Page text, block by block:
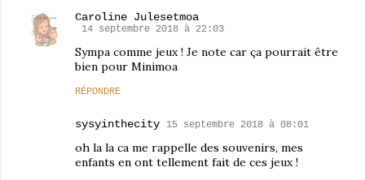
Caroline Julesetmoa
14 septembre 2018 à 22:03
Sympa comme jeux ! Je note car ça pourrait être
bien pour Minimoa
RÉPONDRE
sysyinthecity 15 septembre 2018 à 08:01
oh la la ca me rappelle des souvenirs, mes
enfants en ont tellement fait de ces jeux !